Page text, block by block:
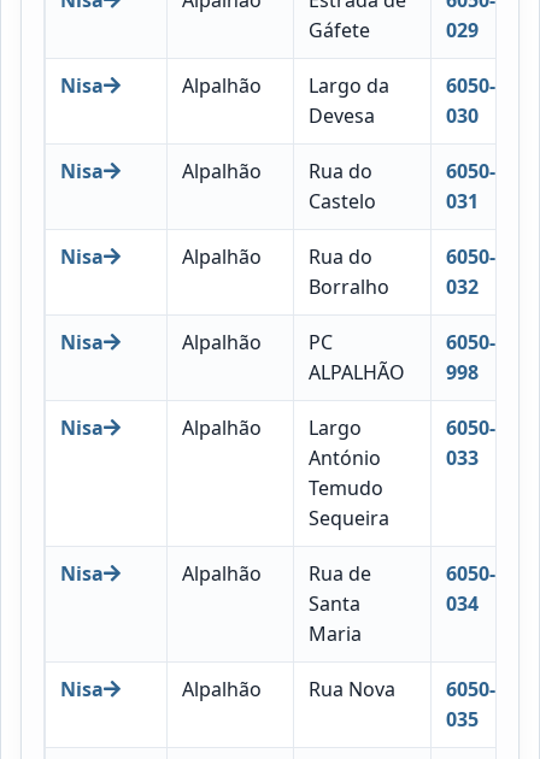
Gáfete
029
Nisa Alpalhão
Largo da
Devesa
6050-
030
Nisa Alpalhão
Rua do
Castelo
6050-
031
Nisa Alpalhão
Rua do
Borralho
6050-
032
Nisa Alpalhão
PC
ALPALHÃO
6050-
998
Nisa Alpalhão
Largo
António
Temudo
Sequeira
6050-
033
Nisa Alpalhão
Rua de
Santa
Maria
6050-
034
Nisa Alpalhão Rua Nova
6050-
035